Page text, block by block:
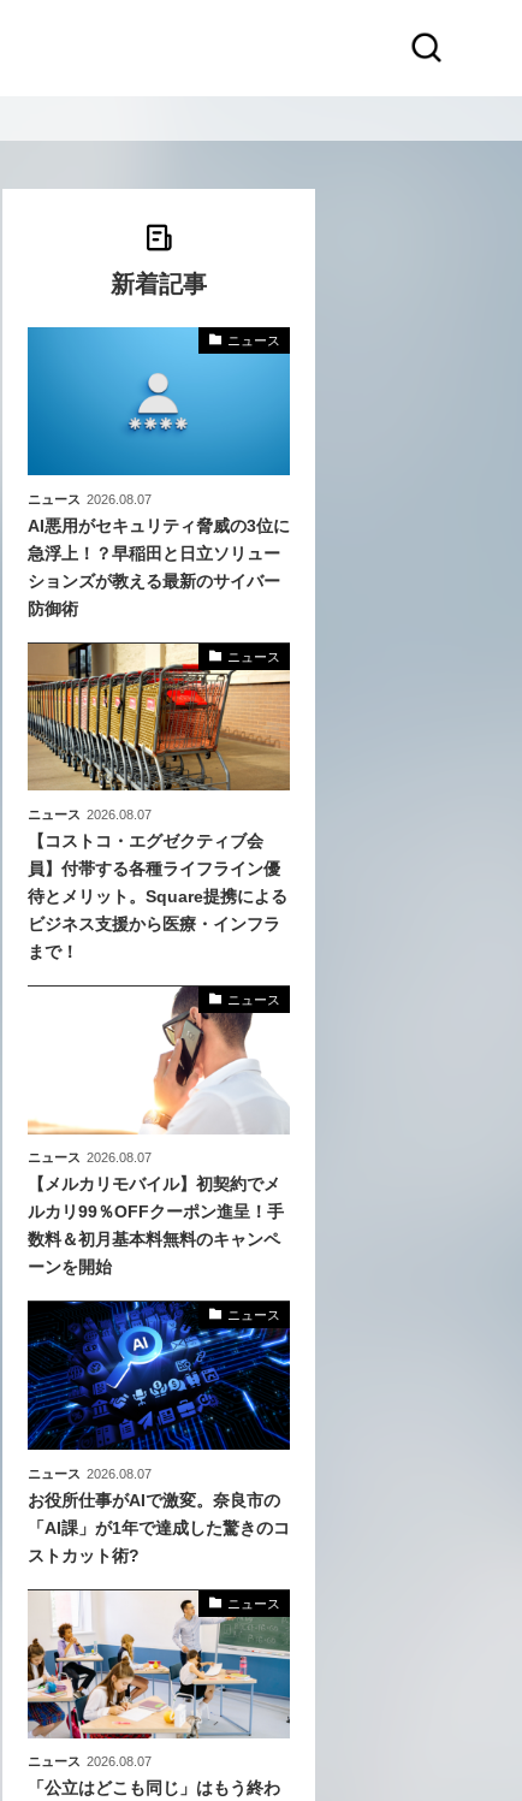
新着記事
ニュース
ニュース 2026.08.07
AI悪用がセキュリティ脅威の3位に
急浮上！？早稲田と日立ソリュー
ションズが教える最新のサイバー
防御術
ニュース
ニュース 2026.08.07
【コストコ・エグゼクティブ会
員】付帯する各種ライフライン優
待とメリット。Square提携による
ビジネス支援から医療・インフラ
まで！
ニュース
ニュース 2026.08.07
【メルカリモバイル】初契約でメ
ルカリ99％OFFクーポン進呈！手
数料＆初月基本料無料のキャンペ
ーンを開始
ニュース
ニュース 2026.08.07
お役所仕事がAIで激変。奈良市の
「AI課」が1年で達成した驚きのコ
ストカット術?
ニュース
ニュース 2026.08.07
「公立はどこも同じ」はもう終わ